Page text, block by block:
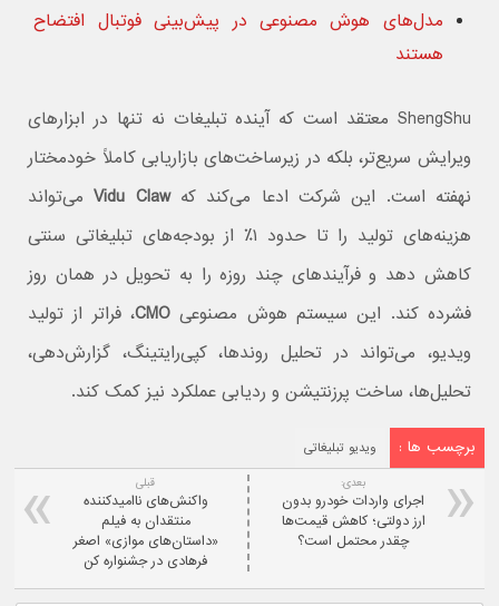
مدل‌های هوش مصنوعی در پیش‌بینی فوتبال افتضاح
هستند
ShengShu معتقد است که آینده تبلیغات نه تنها در ابزارهای
ویرایش سریع‌تر، بلکه در زیرساخت‌های بازاریابی کاملاً خودمختار
نهفته است. این شرکت ادعا می‌کند کهVidu Clawمی‌تواند
هزینه‌های تولید را تا حدود ۱٪ از بودجه‌های تبلیغاتی سنتی
کاهش دهد و فرآیندهای چند روزه را به تحویل در همان روز
فشرده کند. این سیستم هوش مصنوعی CMO، فراتر از تولید
ویدیو، می‌تواند در تحلیل روندها، کپی‌رایتینگ، گزارش‌دهی،
تحلیل‌ها، ساخت پرزنتیشن و ردیابی عملکرد نیز کمک کند.
برچسب ها : ویدیو تبلیغاتی
قبلی
واکنش‌های ناامیدکننده
منتقدان به فیلم
«داستان‌های موازی» اصغر
فرهادی در جشنواره کن
بعدی:
اجرای واردات خودرو بدون
ارز دولتی؛ کاهش قیمت‌ها
چقدر محتمل است؟